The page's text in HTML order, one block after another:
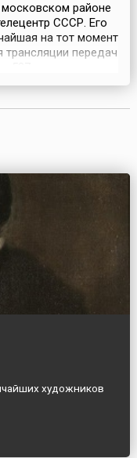
районе
СССР. Его
на тот момент
передач
то, что невероятно
художников